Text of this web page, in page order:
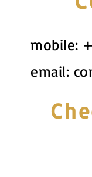
mobile:
email: